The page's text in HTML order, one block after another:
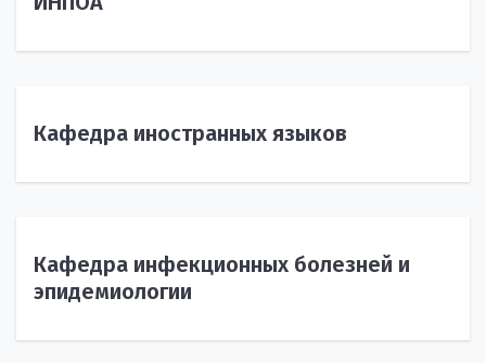
Кафедра иностранных языков
Кафедра инфекционных болезней и
эпидемиологии